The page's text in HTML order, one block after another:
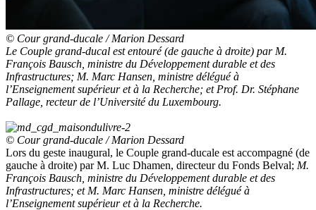
© Cour grand-ducale / Marion Dessard
Le Couple grand-ducal est entouré (de gauche à droite) par M.
François Bausch, ministre du Développement durable et des
Infrastructures; M. Marc Hansen, ministre délégué à
l’Enseignement supérieur et à la Recherche; et Prof. Dr. Stéphane
Pallage, recteur de l’Université du Luxembourg.
© Cour grand-ducale / Marion Dessard
Lors du geste inaugural, le Couple grand-ducale est accompagné (de
gauche à droite) par M. Luc Dhamen, directeur du Fonds Belval; M.
François Bausch, ministre du Développement durable et des
Infrastructures; et M. Marc Hansen, ministre délégué à
l’Enseignement supérieur et à la Recherche.